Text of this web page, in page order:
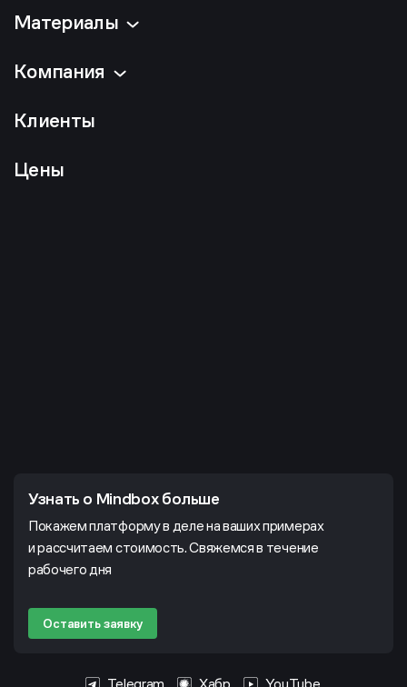
Материалы
Компания
Клиенты
Цены
Узнать о Mindbox больше
Покажем платформу в деле на ваших примерах
и рассчитаем стоимость. Свяжемся в течение
рабочего дня
Оставить заявку